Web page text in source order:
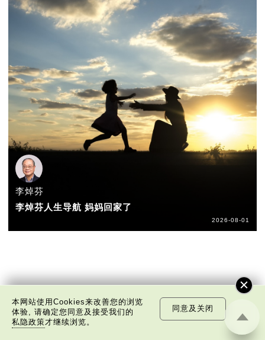
李焯芬
李焯芬人生导航 妈妈回家了
2026-08-01
本网站使用Cookies来改善您的浏览
体验, 请确定您同意及接受我们的
私隐政策才继续浏览。
同意及关闭